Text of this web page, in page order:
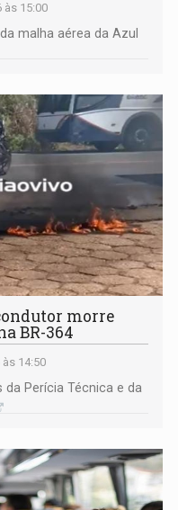
às 15:00
malha aérea da Azul
morre
BR-364
14:50
Perícia Técnica e da